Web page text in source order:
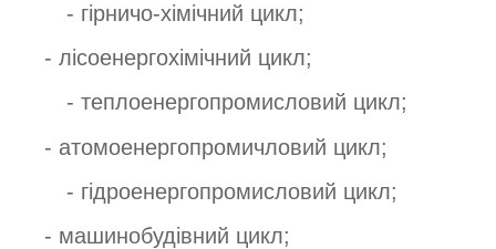
- гірничо-хімічний цикл;
- лісоенергохімічний цикл;
- теплоенергопромисловий цикл;
- атомоенергопромичловий цикл;
- гідроенергопромисловий цикл;
- машинобудівний цикл;